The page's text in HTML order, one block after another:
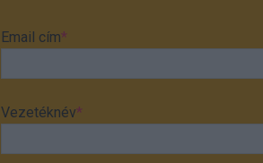
Email cím*
Vezetéknév*